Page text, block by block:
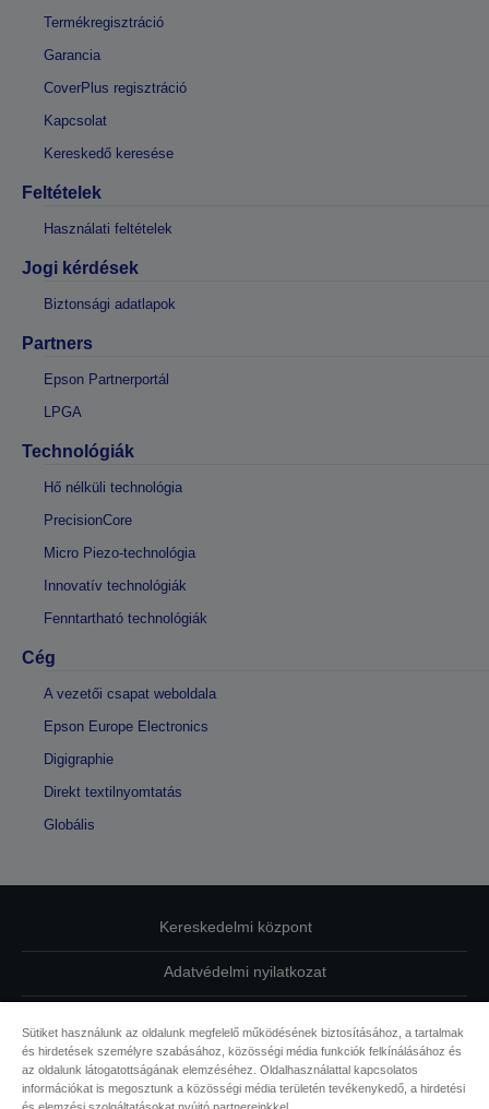
Termékregisztráció
Garancia
CoverPlus regisztráció
Kapcsolat
Kereskedő keresése
Feltételek
Használati feltételek
Jogi kérdések
Biztonsági adatlapok
Partners
Epson Partnerportál
LPGA
Technológiák
Hő nélküli technológia
PrecisionCore
Micro Piezo-technológia
Innovatív technológiák
Fenntartható technológiák
Cég
A vezetői csapat weboldala
Epson Europe Electronics
Digigraphie
Direkt textilnyomtatás
Globális
Kereskedelmi központ
Adatvédelmi nyilatkozat
Kapcsolatfelvétel
Sütiket használunk az oldalunk megfelelő működésének biztosításához, a tartalmak
és hirdetések személyre szabásához, közösségi média funkciók felkínálásához és
az oldalunk látogatottságának elemzéséhez. Oldalhasználattal kapcsolatos
információkat is megosztunk a közösségi média területén tevékenykedő, a hirdetési